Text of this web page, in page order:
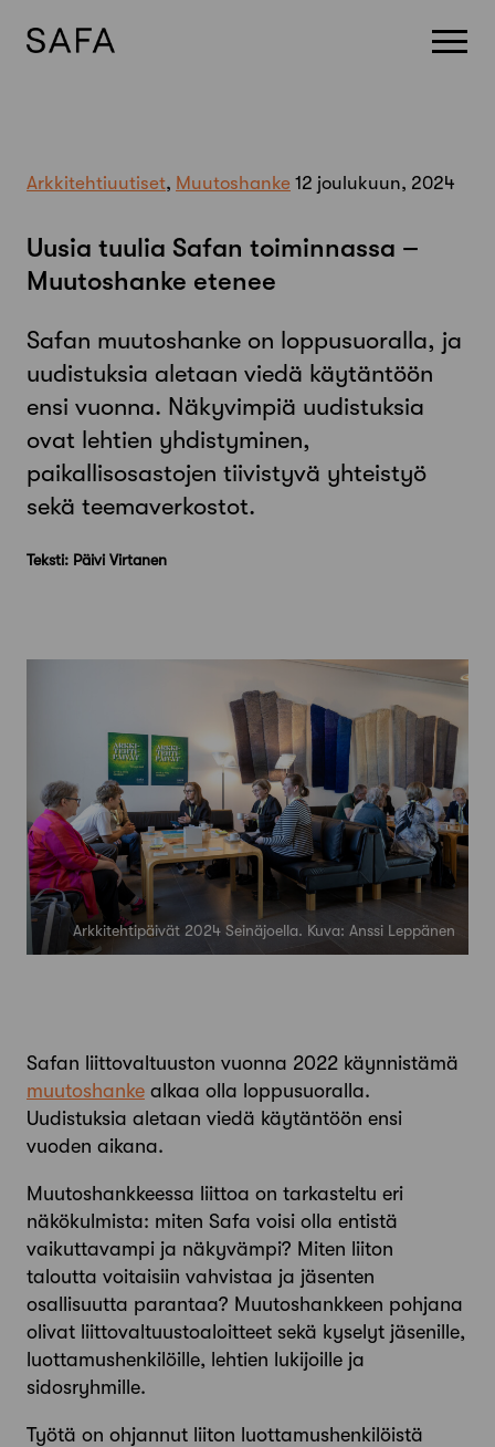
Arkkitehtiuutiset, Muutoshanke 12 joulukuun, 2024
Uusia tuulia Safan toiminnassa –
Muutoshanke etenee
Safan muutoshanke on loppusuoralla, ja
uudistuksia aletaan viedä käytäntöön
ensi vuonna. Näkyvimpiä uudistuksia
ovat lehtien yhdistyminen,
paikallisosastojen tiivistyvä yhteistyö
sekä teemaverkostot.
Teksti: Päivi Virtanen
Arkkitehtipäivät 2024 Seinäjoella. Kuva: Anssi Leppänen
Safan liittovaltuuston vuonna 2022 käynnistämä
muutoshanke alkaa olla loppusuoralla.
Uudistuksia aletaan viedä käytäntöön ensi
vuoden aikana.
Muutoshankkeessa liittoa on tarkasteltu eri
näkökulmista: miten Safa voisi olla entistä
vaikuttavampi ja näkyvämpi? Miten liiton
taloutta voitaisiin vahvistaa ja jäsenten
osallisuutta parantaa? Muutoshankkeen pohjana
olivat liittovaltuustoaloitteet sekä kyselyt jäsenille,
luottamushenkilöille, lehtien lukijoille ja
sidosryhmille.
Työtä on ohjannut liiton luottamus­henkilöistä